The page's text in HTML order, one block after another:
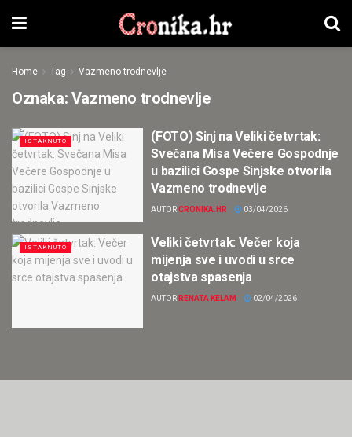
Home Tag Vazmeno trodnevlje
Oznaka: Vazmeno trodnevlje
ISTAKNUTO
(FOTO) Sinj na Veliki četvrtak:
Svečana Misa Večere Gospodnje
u bazilici Gospe Sinjske otvorila
Vazmeno trodnevlje
AUTORCRONIKA.HR 03/04/2026
ISTAKNUTO
Veliki četvrtak: Večer koja
mijenja sve i uvodi u srce
otajstva spasenja
AUTOR RENATA KELAM 02/04/2026